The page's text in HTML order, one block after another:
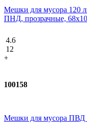
Мешки для мусора 120
ПНД, прозрачные,
4.6
12
+
100158
Мешки для мусора ПВД